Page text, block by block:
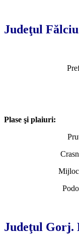
Judeţul
Plase şi plaiuri:
Judeţul Gorj.